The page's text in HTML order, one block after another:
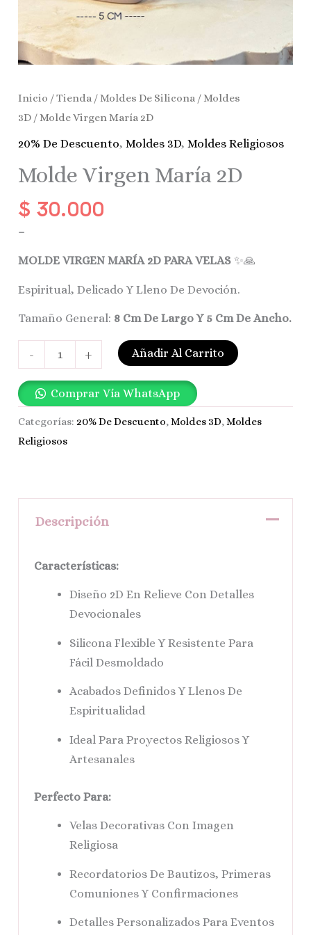
Inicio /Tienda /Moldes De Silicona /Moldes
3D / Molde Virgen María 2D
20% De Descuento,Moldes 3D,Moldes Religiosos
Molde Virgen María 2D
$ 30.000
–
MOLDE VIRGEN MARÍA 2D PARA VELAS ✨🙏
Espiritual, Delicado Y Lleno De Devoción.
Tamaño General: 8 Cm De Largo Y 5 Cm De Ancho.
- + Añadir Al Carrito
Comprar Vía WhatsApp
Categorías:20% De Descuento,Moldes 3D,Moldes
Religiosos
Descripción
Características:
Diseño 2D En Relieve Con Detalles
Devocionales
Silicona Flexible Y Resistente Para
Fácil Desmoldado
Acabados Definidos Y Llenos De
Espiritualidad
Ideal Para Proyectos Religiosos Y
Artesanales
Perfecto Para:
Velas Decorativas Con Imagen
Religiosa
Recordatorios De Bautizos, Primeras
Comuniones Y Confirmaciones
Detalles Personalizados Para Eventos